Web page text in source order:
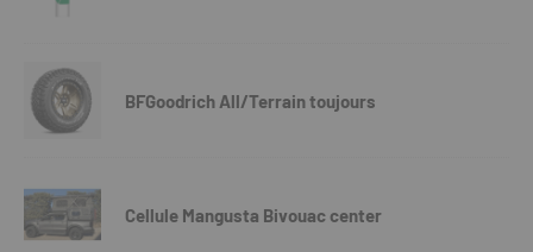
BFGoodrich All/Terrain toujours
Cellule Mangusta Bivouac center